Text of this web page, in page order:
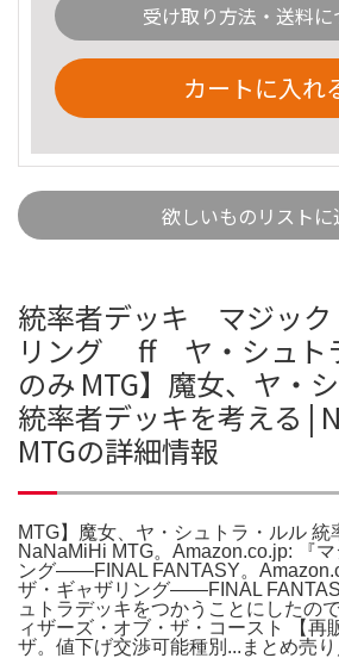
受け取り方法・送料に
カートに入れ
欲しいものリストに
統率者デッキ マジック
リング ff ヤ・シュト
のみ MTG】魔女、ヤ・
統率者デッキを考える |
MTGの詳細情報
MTG】魔女、ヤ・シュトラ・ルル 統
NaNaMiHi MTG。Amazon.co.jp: 『
ング——FINAL FANTASY。
ザ・ギャザリング——FINAL
ュトラデッキをつかうことにしたの
ィザーズ・オブ・ザ・コースト 【再
ザ。値下げ交渉可能種別...まとめ売